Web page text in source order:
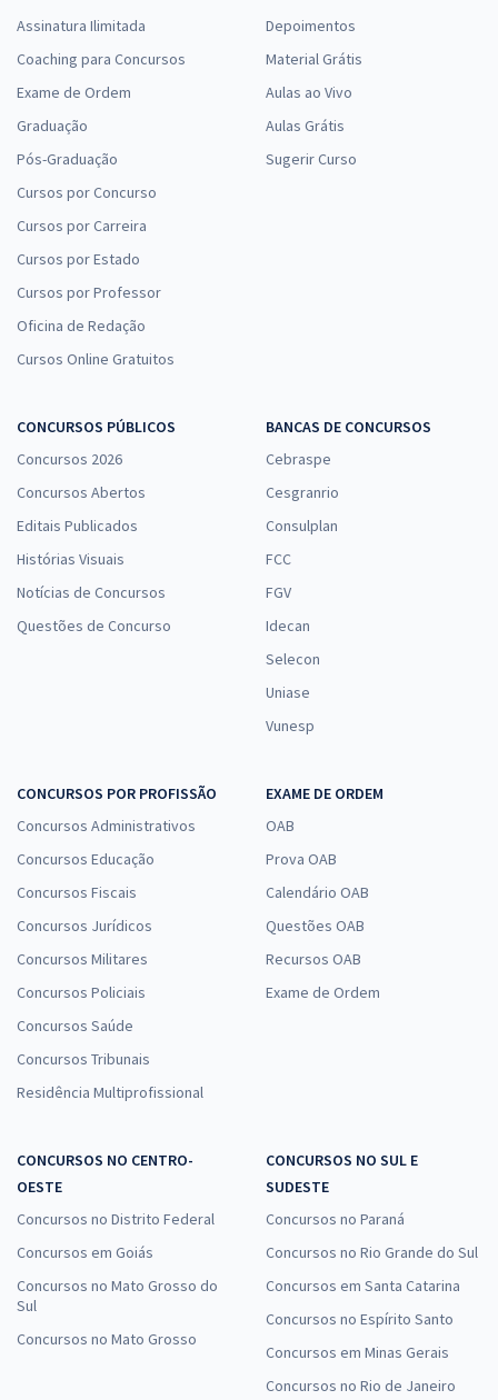
Assinatura Ilimitada
Coaching para Concursos
Exame de Ordem
Graduação
Pós-Graduação
Cursos por Concurso
Cursos por Carreira
Cursos por Estado
Cursos por Professor
Oficina de Redação
Cursos Online Gratuitos
Depoimentos
Material Grátis
Aulas ao Vivo
Aulas Grátis
Sugerir Curso
CONCURSOS PÚBLICOS
Concursos 2026
Concursos Abertos
Editais Publicados
Histórias Visuais
Notícias de Concursos
Questões de Concurso
BANCAS DE CONCURSOS
Cebraspe
Cesgranrio
Consulplan
FCC
FGV
Idecan
Selecon
Uniase
Vunesp
CONCURSOS POR PROFISSÃO
Concursos Administrativos
Concursos Educação
Concursos Fiscais
Concursos Jurídicos
Concursos Militares
Concursos Policiais
Concursos Saúde
Concursos Tribunais
Residência Multiprofissional
EXAME DE ORDEM
OAB
Prova OAB
Calendário OAB
Questões OAB
Recursos OAB
Exame de Ordem
CONCURSOS NO CENTRO-
OESTE
Concursos no Distrito Federal
Concursos em Goiás
Concursos no Mato Grosso do
Sul
Concursos no Mato Grosso
CONCURSOS NO SUL E
SUDESTE
Concursos no Paraná
Concursos no Rio Grande do Sul
Concursos em Santa Catarina
Concursos no Espírito Santo
Concursos em Minas Gerais
Concursos no Rio de Janeiro